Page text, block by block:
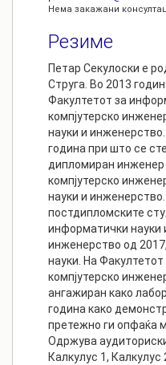
Нема закажани
Резиме
Петар Секулоски е
Струга. Во 2013
Факултетот за
компјутерско
науки и
година при што се
дипломиран
компјутерско
науки и
постдипломските
информатички науки
инженерство од
науки. На
компјутерско
ангажиран како
година како
претежно ги опфаќа
Одржува
Калкулус 1,